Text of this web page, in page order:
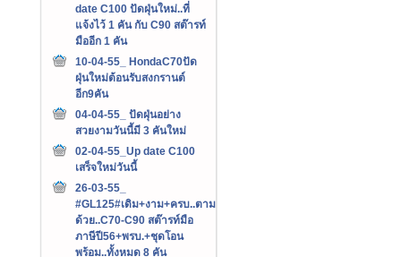
date C100 ปัดฝุ่นใหม่..ที่
แจ้งไว้ 1 คัน กับ C90 สต๊ารท์
มืออีก 1 คัน
10-04-55_ HondaC70ปัด
ฝุ่นใหม่ต้อนรับสงกรานต์
อีก9คัน
04-04-55_ ปัดฝุ่นอย่าง
สวยงามวันนี้มี 3 คันใหม่
02-04-55_Up date C100
เสร็จใหม่วันนี้
26-03-55_
#GL125#เดิม+งาม+ครบ..ตาม
ด้วย..C70-C90 สต๊ารท์มือ
ภาษีปี56+พรบ.+ชุดโอน
พร้อม..ทั้งหมด 8 คัน